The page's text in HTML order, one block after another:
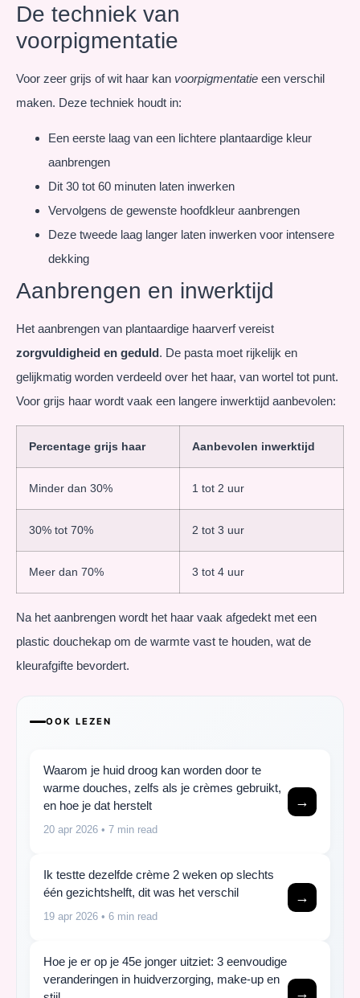
De techniek van
voorpigmentatie
Voor zeer grijs of wit haar kan voorpigmentatie een verschil
maken. Deze techniek houdt in:
Een eerste laag van een lichtere plantaardige kleur
aanbrengen
Dit 30 tot 60 minuten laten inwerken
Vervolgens de gewenste hoofdkleur aanbrengen
Deze tweede laag langer laten inwerken voor intensere
dekking
Aanbrengen en inwerktijd
Het aanbrengen van plantaardige haarverf vereist
zorgvuldigheid en geduld. De pasta moet rijkelijk en
gelijkmatig worden verdeeld over het haar, van wortel tot punt.
Voor grijs haar wordt vaak een langere inwerktijd aanbevolen:
Percentage grijs haar Aanbevolen inwerktijd
Minder dan 30% 1 tot 2 uur
30% tot 70% 2 tot 3 uur
Meer dan 70% 3 tot 4 uur
Na het aanbrengen wordt het haar vaak afgedekt met een
plastic douchekap om de warmte vast te houden, wat de
kleurafgifte bevordert.
OOK LEZEN
Waarom je huid droog kan worden door te
warme douches, zelfs als je crèmes gebruikt,
en hoe je dat herstelt
20 apr 2026 • 7 min read
→
Ik testte dezelfde crème 2 weken op slechts
één gezichtshelft, dit was het verschil
19 apr 2026 • 6 min read
→
Hoe je er op je 45e jonger uitziet: 3 eenvoudige
veranderingen in huidverzorging, make-up en
→